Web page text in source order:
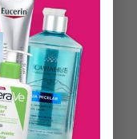
bajo altos
la barrera cutánea.
calmante.
uso regular.
animales.